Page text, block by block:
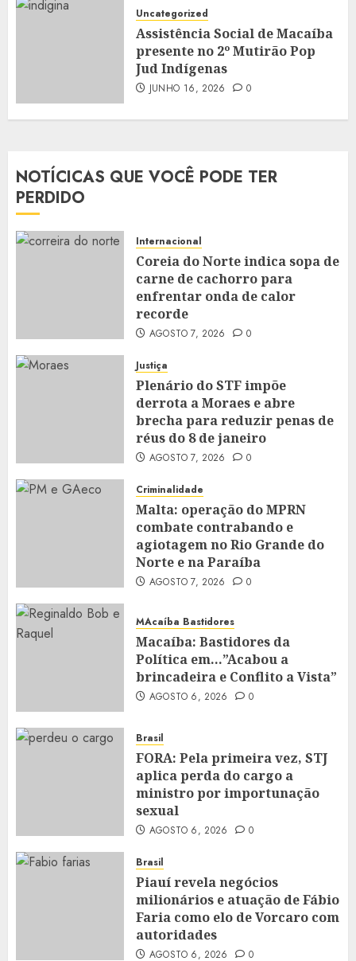
Uncategorized
Assistência Social de Macaíba
presente no 2º Mutirão Pop
Jud Indígenas
JUNHO 16, 2026 0
NOTÍCICAS QUE VOCÊ PODE TER
PERDIDO
Internacional
Coreia do Norte indica sopa de
carne de cachorro para
enfrentar onda de calor
recorde
AGOSTO 7, 2026 0
Justiça
Plenário do STF impõe
derrota a Moraes e abre
brecha para reduzir penas de
réus do 8 de janeiro
AGOSTO 7, 2026 0
Criminalidade
Malta: operação do MPRN
combate contrabando e
agiotagem no Rio Grande do
Norte e na Paraíba
AGOSTO 7, 2026 0
MAcaíba Bastidores
Macaíba: Bastidores da
Política em…”Acabou a
brincadeira e Conflito a Vista”
AGOSTO 6, 2026 0
Brasil
FORA: Pela primeira vez, STJ
aplica perda do cargo a
ministro por importunação
sexual
AGOSTO 6, 2026 0
Brasil
Piauí revela negócios
milionários e atuação de Fábio
Faria como elo de Vorcaro com
autoridades
AGOSTO 6, 2026 0